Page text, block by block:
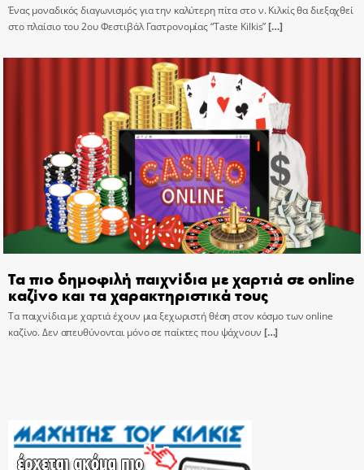
Ένας μοναδικός διαγωνισμός για την καλύτερη πίτα στο ν. Κιλκίς θα διεξαχθεί
στο πλαίσιο του 2ου Φεστιβάλ Γαστρονομίας “Taste Kilkis”[…]
Τα πιο δημοφιλή παιχνίδια με χαρτιά σε online
καζίνο και τα χαρακτηριστικά τους
Τα παιχνίδια με χαρτιά έχουν μια ξεχωριστή θέση στον κόσμο των online
καζίνο. Δεν απευθύνονται μόνο σε παίκτες που ψάχνουν […]